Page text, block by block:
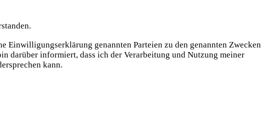
Einwilligungserklärung genannten Parteien zu den genannten Zwecken
darüber informiert, dass ich der Verarbeitung und Nutzung meiner
kann.